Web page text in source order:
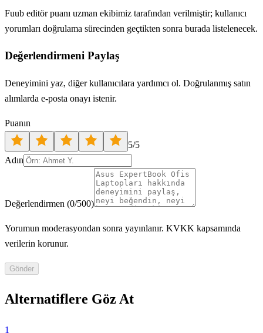
Fuub editör puanı uzman ekibimiz tarafından verilmiştir; kullanıcı
yorumları doğrulama sürecinden geçtikten sonra burada listelenecek.
Değerlendirmeni Paylaş
Deneyimini yaz, diğer kullanıcılara yardımcı ol. Doğrulanmış satın
alımlarda e-posta onayı istenir.
Puanın
5/5
Adın
Değerlendirmen (0/500)
Yorumun moderasyondan sonra yayınlanır. KVKK kapsamında
verilerin korunur.
Gönder
Alternatiflere Göz At
1